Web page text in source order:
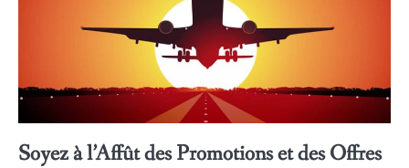
Soyez à l’Affût des Promotions et des Offres